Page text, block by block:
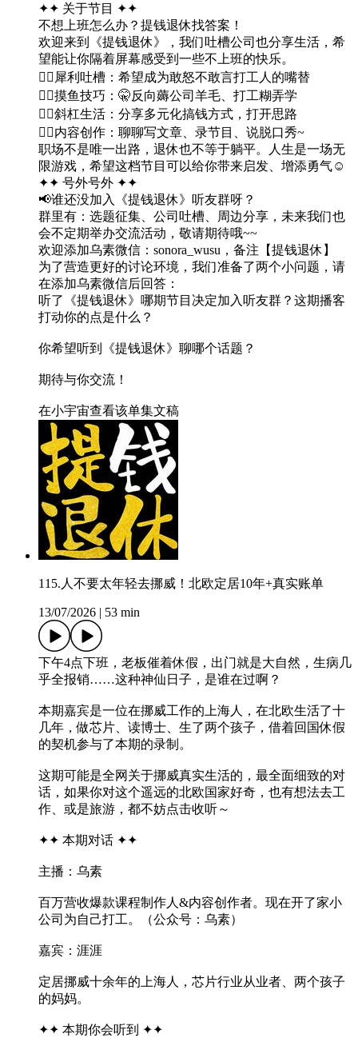
✦✦ 关于节目 ✦✦
不想上班怎么办？提钱退休找答案！
欢迎来到《提钱退休》，我们吐槽公司也分享生活，希
望能让你隔着屏幕感受到一些不上班的快乐。
👉🏻犀利吐槽：希望成为敢怒不敢言打工人的嘴替
👉🏻摸鱼技巧：🤫反向薅公司羊毛、打工糊弄学
👉🏻斜杠生活：分享多元化搞钱方式，打开思路
👉🏻内容创作：聊聊写文章、录节目、说脱口秀~
职场不是唯一出路，退休也不等于躺平。人生是一场无
限游戏，希望这档节目可以给你带来启发、增添勇气☺️
✦✦ 号外号外 ✦✦
📢谁还没加入《提钱退休》听友群呀？
群里有：选题征集、公司吐槽、周边分享，未来我们也
会不定期举办交流活动，敬请期待哦~~
欢迎添加乌素微信：sonora_wusu，备注【提钱退休】
为了营造更好的讨论环境，我们准备了两个小问题，请
在添加乌素微信后回答：
听了《提钱退休》哪期节目决定加入听友群？这期播客
打动你的点是什么？
你希望听到《提钱退休》聊哪个话题？
期待与你交流！
在小宇宙查看该单集文稿
115.人不要太年轻去挪威！北欧定居10年+真实账单
13/07/2026 53 min
下午4点下班，老板催着休假，出门就是大自然，生病几
乎全报销……这种神仙日子，是谁在过啊？
本期嘉宾是一位在挪威工作的上海人，在北欧生活了十
几年，做芯片、读博士、生了两个孩子，借着回国休假
的契机参与了本期的录制。
这期可能是全网关于挪威真实生活的，最全面细致的对
话，如果你对这个遥远的北欧国家好奇，也有想法去工
作、或是旅游，都不妨点击收听～
✦✦ 本期对话 ✦✦
主播：乌素
百万营收爆款课程制作人&内容创作者。现在开了家小
公司为自己打工。（公众号：乌素）
嘉宾：涯涯
定居挪威十余年的上海人，芯片行业从业者、两个孩子
的妈妈。
✦✦ 本期你会听到 ✦✦